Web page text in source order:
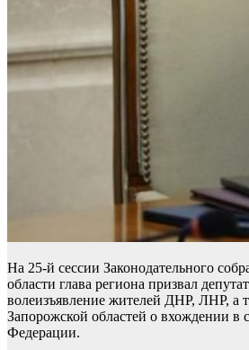
На 25-й сессии Законодательного
области глава региона призвал
волеизъявление жителей ДНР, ЛНР, а
Запорожской областей о вхождении в
Федерации.